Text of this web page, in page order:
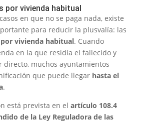
por vivienda habitual
en que no se paga nada, existe
para reducir la plusvalía: las
vivienda habitual. Cuando
en la que residía el fallecido y
directo, muchos ayuntamientos
que puede llegarhasta el
.
está prevista en el artículo 108.4
de la Ley Reguladora de las